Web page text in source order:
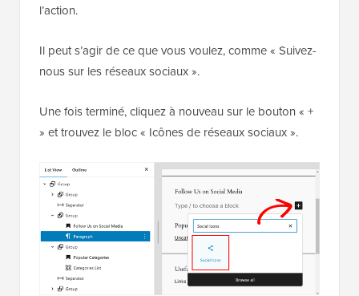
l’action.
Il peut s’agir de ce que vous voulez, comme « Suivez-
nous sur les réseaux sociaux ».
Une fois terminé, cliquez à nouveau sur le bouton « +
» et trouvez le bloc « Icônes de réseaux sociaux ».